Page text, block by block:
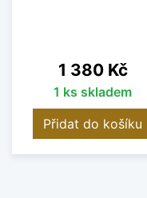
Cena
1 380 Kč
1 ks skladem
Přidat do košíku